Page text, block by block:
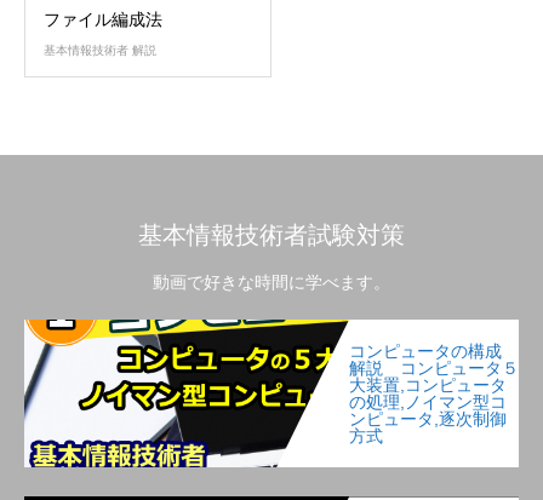
ファイル編成法
基本情報技術者 解説
基本情報技術者試験対策
動画で好きな時間に学べます。
コンピュータの構成
解説 コンピュータ５
大装置,コンピュータ
の処理,ノイマン型コ
ンピュータ,逐次制御
方式